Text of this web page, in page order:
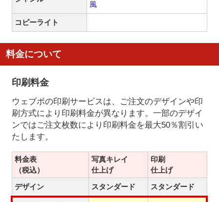
風
コピーライト
料金について
印刷料金
ウェブポの印刷サービスは、ご注文のデザインや印
刷方式により印刷料金が異なります。一部のデザイ
ンではご注文枚数により印刷料金を最大50％割引い
たします。
料金表
（税込）
写真キレイ
仕上げ
印刷
仕上げ
デザイン
スタンダード スタンダード